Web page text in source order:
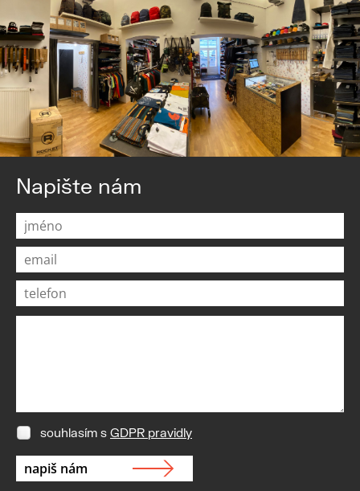
Napište nám
souhlasím s GDPR pravidly